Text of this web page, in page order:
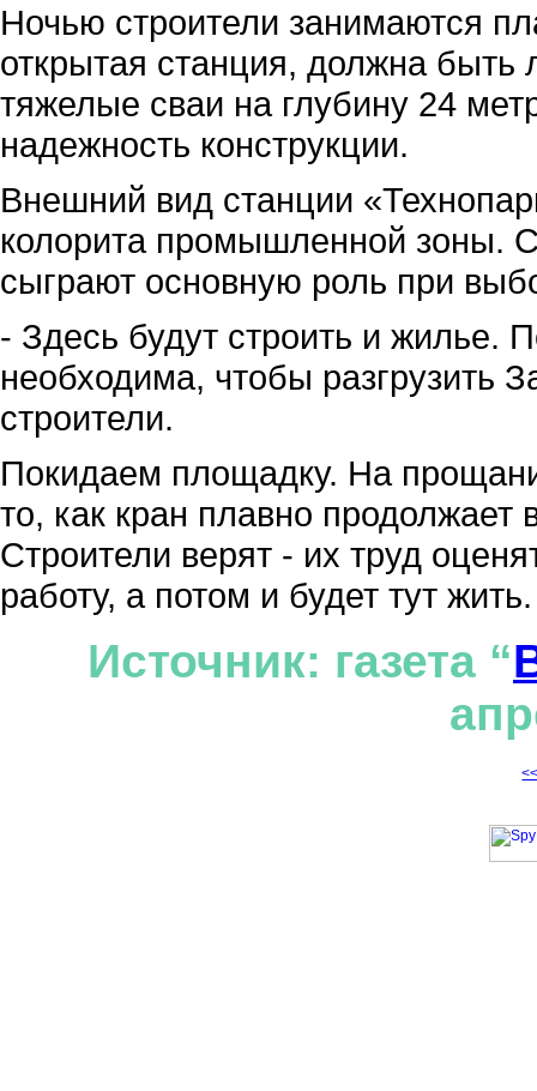
Ночью строители занимаются
открытая станция, должна быть
тяжелые сваи на глубину 24
надежность конструкции.
Внешний вид станции
колорита промышленной зоны.
сыграют основную роль при
- Здесь будут строить и жилье.
необходима, чтобы разгрузить
строители.
Покидаем площадку. На
то, как кран плавно
Строители верят - их труд
работу, а потом и будет тут жить.
Источник: газета “